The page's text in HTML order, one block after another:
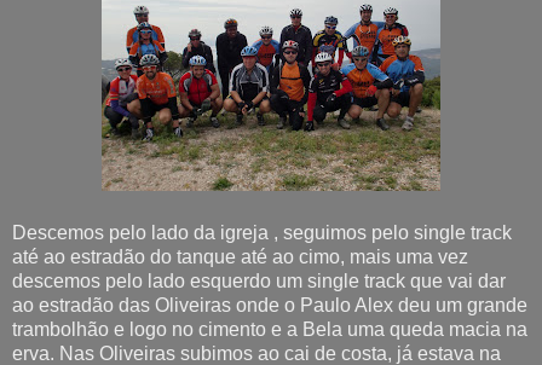
Descemos pelo lado da igreja , seguimos pelo single track
até ao estradão do tanque até ao cimo, mais uma vez
descemos pelo lado esquerdo um single track que vai dar
ao estradão das Oliveiras onde o Paulo Alex deu um grande
trambolhão e logo no cimento e a Bela uma queda macia na
erva. Nas Oliveiras subimos ao cai de costa, já estava na